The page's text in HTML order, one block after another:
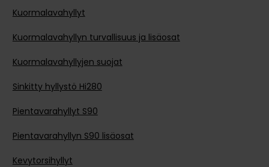
Kuormalavahyllyt
Kuormalavahyllyn turvallisuus ja lisäosat
Kuormalavahyllyjen suojat
Sinkitty hyllystö Hi280
Pientavarahyllyt S90
Pientavarahyllyn S90 lisäosat
Kevytorsihyllyt